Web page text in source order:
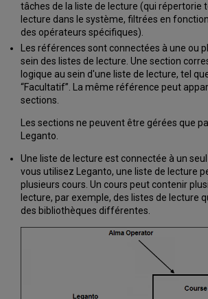
tâches de la liste de lecture (qui répertorie
lecture dans le système, filtrées en
des opérateurs spécifiques).
Les références sont connectées à une ou
sein des listes de lecture. Une section
logique au sein d'une liste de lecture, tel
“Facultatif”. La même référence peut
sections.
Les sections ne peuvent être gérées que
Leganto.
Une liste de lecture est connectée à un
vous utilisez Leganto, une liste de lecture
plusieurs cours. Un cours peut contenir
lecture, par exemple, des listes de lecture
des bibliothèques différentes.